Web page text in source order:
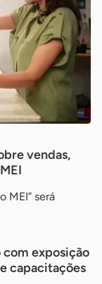
vendas,
MEI” será
exposição
capacitações